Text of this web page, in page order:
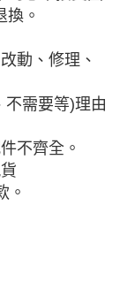
。
動、修理、
需要等)理由
不齊全。
。